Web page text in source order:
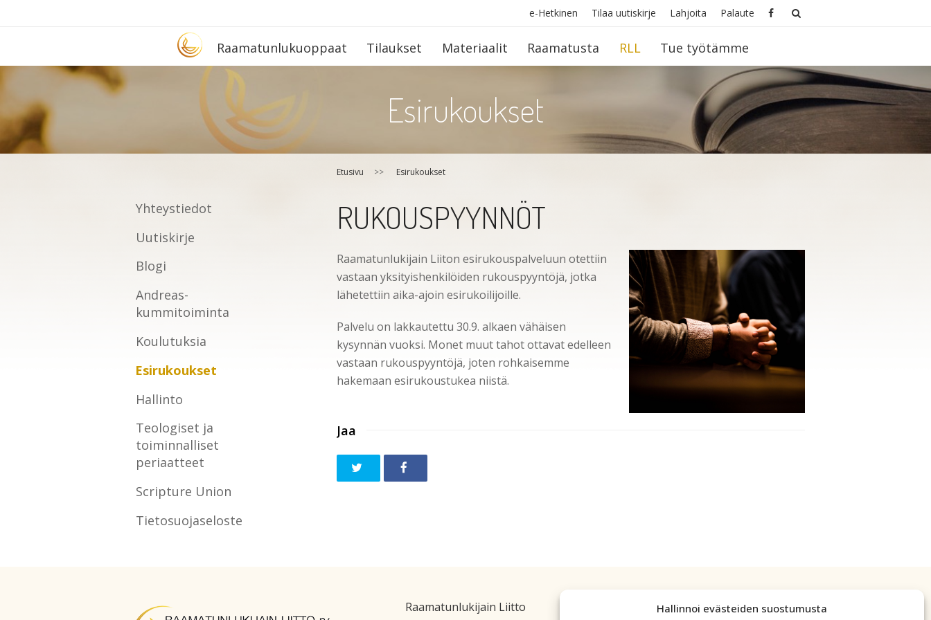
Hallinnoi evästeiden suostumusta
e-Hetkinen Tilaa uutiskirje Lahjoita Palaute
EtusivuRaa­ma­tun­lu­ku­op­paat Tilaukset Materiaalit Raamatusta RLL Tue työtämme
Esirukoukset
Etusivu >> Esirukoukset
RUKOUSPYYNNÖT
Raamatunlukijain Liiton esirukouspalveluun otettiin
vastaan yksityishenkilöiden rukouspyyntöjä, jotka
lähetettiin aika-ajoin esirukoilijoille.
Palvelu on lakkautettu 30.9. alkaen vähäisen
kysynnän vuoksi. Monet muut tahot ottavat edelleen
vastaan rukouspyyntöjä, joten rohkaisemme
hakemaan esirukoustukea niistä.
Jaa
Yhteystiedot
Uutiskirje
Blogi
Andreas-
kummitoiminta
Koulutuksia
Esirukoukset
Hallinto
Teologiset ja
toiminnalliset
periaatteet
Scripture Union
Tietosuojaseloste
Raamatunlukijain Liitto